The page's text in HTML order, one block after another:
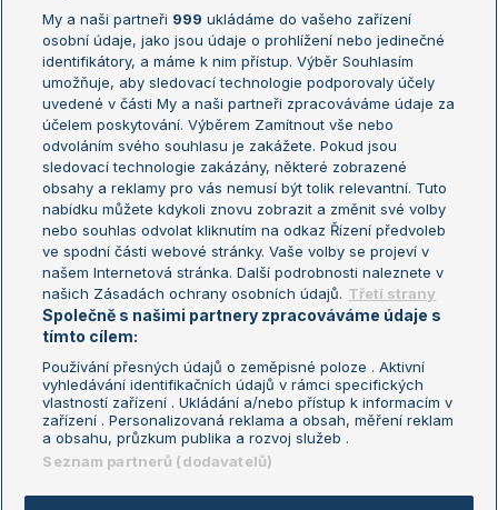
Žebříček ATP (muži)
Žebříček WTA (ženy)
Sázkařský žebříček
Australian Open
French Open
Wimbledon
US Open
Turnaj mistrů
Turnaj mistryň
Aktualní trendy
Fotbalové přestupy
Livesport Daily
LS Prague Open
Podmínky užití
Nastavení soukromí
GDPR a žurnalistika
Reklama
Kontakt
Informace o zpracování osobních
údajů
My a naši partneři 999 ukládáme do vašeho zařízení
osobní údaje, jako jsou údaje o prohlížení nebo jedinečné
identifikátory, a máme k nim přístup. Výběr Souhlasím
umožňuje, aby sledovací technologie podporovaly účely
uvedené v části My a naši partneři zpracováváme údaje za
účelem poskytování. Výběrem Zamítnout vše nebo
odvoláním svého souhlasu je zakážete. Pokud jsou
sledovací technologie zakázány, některé zobrazené
obsahy a reklamy pro vás nemusí být tolik relevantní. Tuto
nabídku můžete kdykoli znovu zobrazit a změnit své volby
nebo souhlas odvolat kliknutím na odkaz Řízení předvoleb
ve spodní části webové stránky. Vaše volby se projeví v
našem Internetová stránka. Další podrobnosti naleznete v
našich Zásadách ochrany osobních údajů. Třetí strany
Společně s našimi partnery zpracováváme údaje s
tímto cílem:
Používání přesných údajů o zeměpisné poloze . Aktivní
vyhledávání identifikačních údajů v rámci specifických
vlastností zařízení . Ukládání a/nebo přístup k informacím v
zařízení . Personalizovaná reklama a obsah, měření reklam
a obsahu, průzkum publika a rozvoj služeb .
Seznam partnerů (dodavatelů)